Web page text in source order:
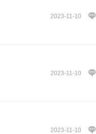
2023-11-10
2023-11-10
2023-11-10